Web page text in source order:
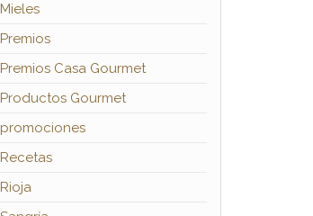
Mieles
Premios
Premios Casa Gourmet
Productos Gourmet
promociones
Recetas
Rioja